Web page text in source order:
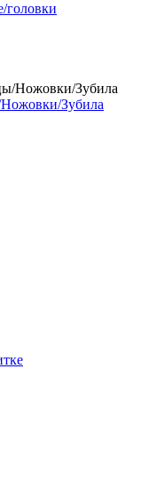
головки
Зубила